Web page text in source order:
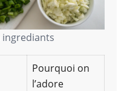
ingrediants
Pourquoi on
l’adore